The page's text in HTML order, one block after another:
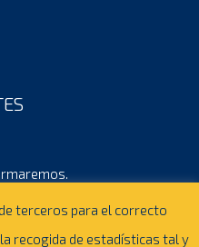
equipo alquilado?
terceros para el correcto
recogida de estadísticas tal y